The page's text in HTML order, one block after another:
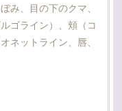
み、目の下のクマ、
ゴライン）、頬（コ
ネットライン、唇、